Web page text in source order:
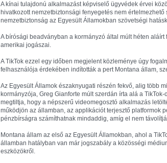
A kínai tulajdonú alkalmazást képviselő ügyvédek érvei
hivatkozott nemzetbiztonsági fenyegetés nem
nemzetbiztonság az Egyesült Államokban szövetségi
A bírósági beadványban a kormányzó által múlt héten
amerikai jogászai.
A TikTok ezzel egy időben megjelent közleménye úgy
felhasználója érdekében indították a pert Montana állam,
Az Egyesült Államok északnyugati részén fekvő, alig több
kormányzója, Greg Gianforte múlt szerdán írta alá a
megtiltja, hogy a népszerű videomegosztó alkalmazás
működjön az államban, az applikációt terjesztő platformok
pénzbírságra számíthatnak mindaddig, amíg el nem
Montana állam az első az Egyesült Államokban, ahol a
államban hatályban van már jogszabály a közösségi
eszközökről.